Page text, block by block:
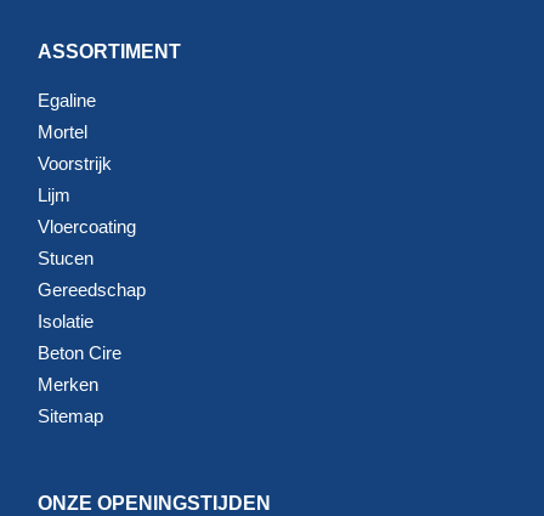
ASSORTIMENT
Egaline
Mortel
Voorstrijk
Lijm
Vloercoating
Stucen
Gereedschap
Isolatie
Beton Cire
Merken
Sitemap
ONZE OPENINGSTIJDEN